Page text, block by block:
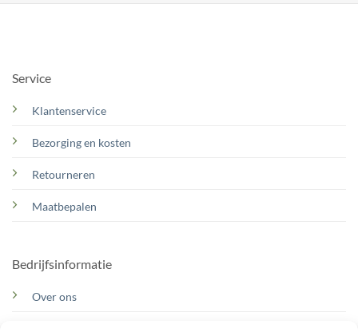
Service
Klantenservice
Bezorging en kosten
Retourneren
Maatbepalen
Bedrijfsinformatie
Over ons